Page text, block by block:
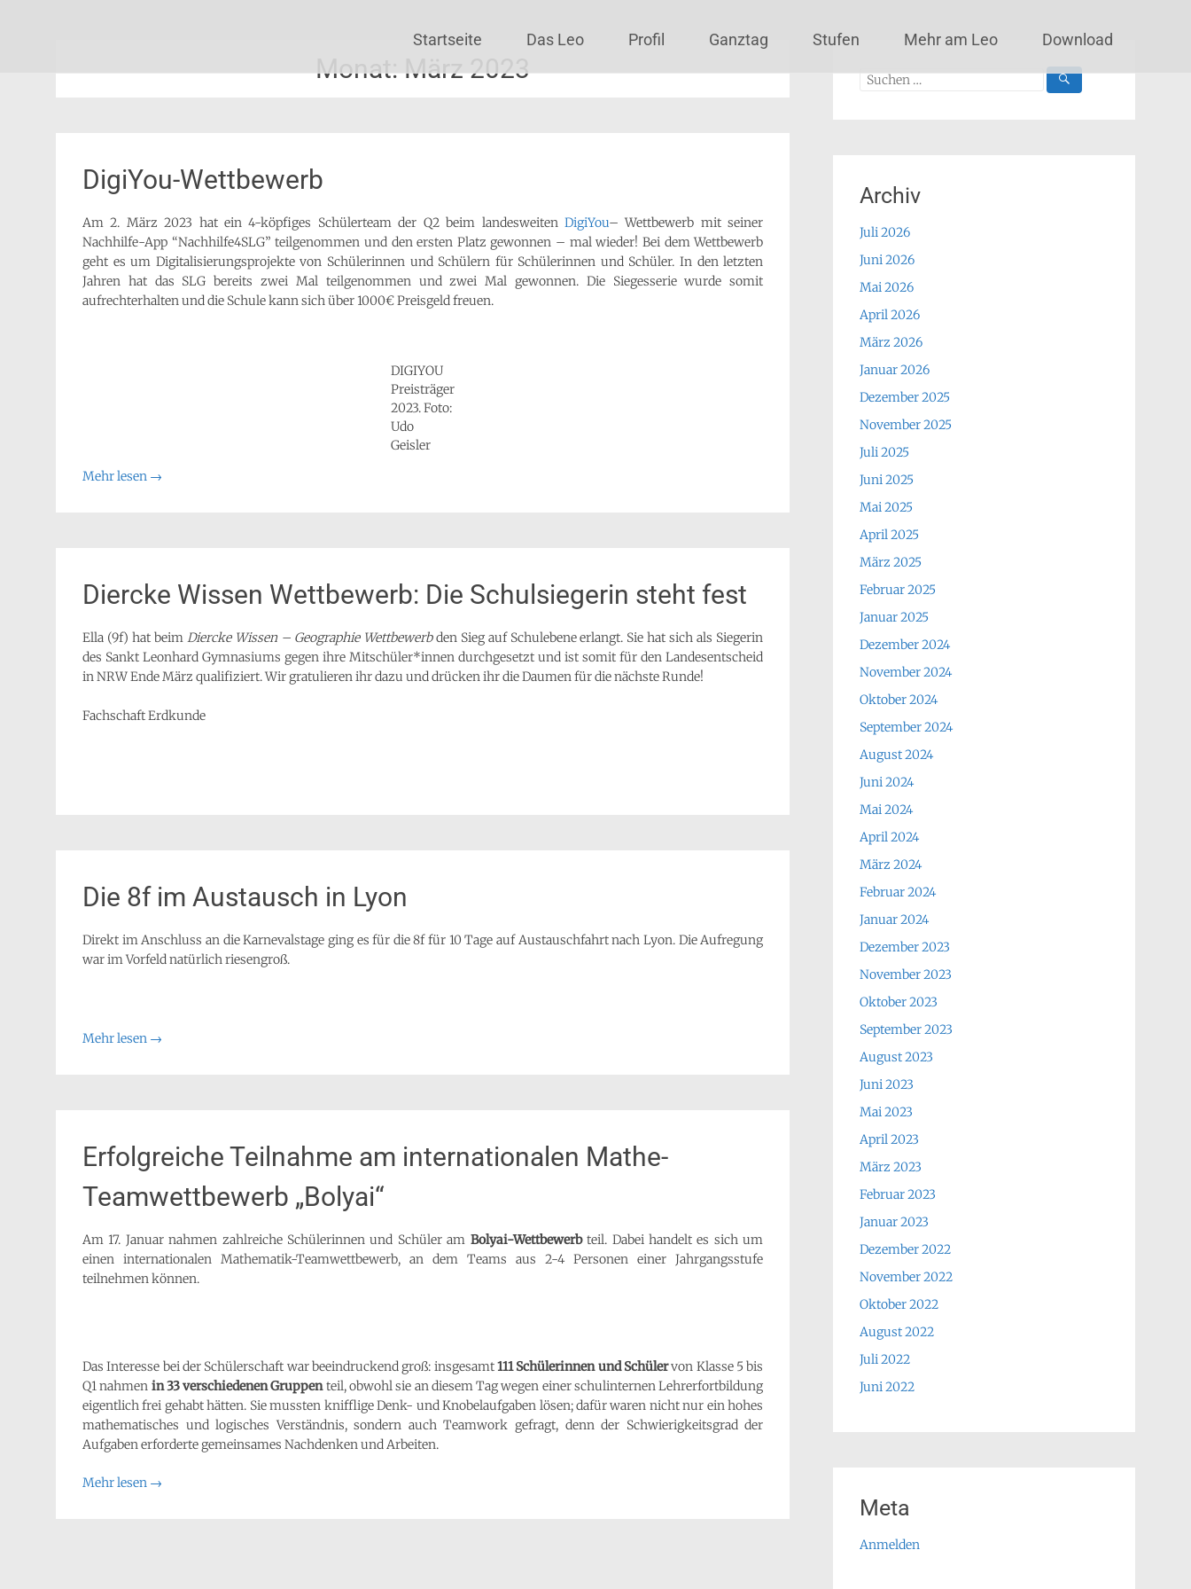
Startseite Das Leo Profil Ganztag Stufen Mehr am Leo Download
Monat:März 2023
DigiYou-Wettbewerb
Am 2. März 2023 hat ein 4-köpfiges Schülerteam der Q2 beim landesweiten DigiYou– Wettbewerb mit seiner
Nachhilfe-App “Nachhilfe4SLG” teilgenommen und den ersten Platz gewonnen – mal wieder! Bei dem Wettbewerb
geht es um Digitalisierungsprojekte von Schülerinnen und Schülern für Schülerinnen und Schüler. In den letzten
Jahren hat das SLG bereits zwei Mal teilgenommen und zwei Mal gewonnen. Die Siegesserie wurde somit
aufrechterhalten und die Schule kann sich über 1000€ Preisgeld freuen.
DIGIYOU
Preisträger
2023. Foto:
Udo
Geisler
Mehr lesen →
Diercke Wissen Wettbewerb: Die Schulsiegerin steht fest
Ella (9f) hat beim Diercke Wissen – Geographie Wettbewerbden Sieg auf Schulebene erlangt. Sie hat sich als Siegerin
des Sankt Leonhard Gymnasiums gegen ihre Mitschüler*innen durchgesetzt und ist somit für den Landesentscheid
in NRW Ende März qualifiziert. Wir gratulieren ihr dazu und drücken ihr die Daumen für die nächste Runde!
Fachschaft Erdkunde
Die 8f im Austausch in Lyon
Direkt im Anschluss an die Karnevalstage ging es für die 8f für 10 Tage auf Austauschfahrt nach Lyon. Die Aufregung
war im Vorfeld natürlich riesengroß.
Mehr lesen →
Erfolgreiche Teilnahme am internationalen Mathe-
Teamwettbewerb „Bolyai“
Am 17. Januar nahmen zahlreiche Schülerinnen und Schüler am Bolyai-Wettbewerbteil. Dabei handelt es sich um
einen internationalen Mathematik-Teamwettbewerb, an dem Teams aus 2-4 Personen einer Jahrgangsstufe
teilnehmen können.
Das Interesse bei der Schülerschaft war beeindruckend groß: insgesamt111 Schülerinnen und Schülervon Klasse 5 bis
Q1 nahmen in 33 verschiedenen Gruppenteil, obwohl sie an diesem Tag wegen einer schulinternen Lehrerfortbildung
eigentlich frei gehabt hätten. Sie mussten knifflige Denk- und Knobelaufgaben lösen; dafür waren nicht nur ein hohes
mathematisches und logisches Verständnis, sondern auch Teamwork gefragt, denn der Schwierigkeitsgrad der
Aufgaben erforderte gemeinsames Nachdenken und Arbeiten.
Mehr lesen →
Suchen
Archiv
Juli 2026
Juni 2026
Mai 2026
April 2026
März 2026
Januar 2026
Dezember 2025
November 2025
Juli 2025
Juni 2025
Mai 2025
April 2025
März 2025
Februar 2025
Januar 2025
Dezember 2024
November 2024
Oktober 2024
September 2024
August 2024
Juni 2024
Mai 2024
April 2024
März 2024
Februar 2024
Januar 2024
Dezember 2023
November 2023
Oktober 2023
September 2023
August 2023
Juni 2023
Mai 2023
April 2023
März 2023
Februar 2023
Januar 2023
Dezember 2022
November 2022
Oktober 2022
August 2022
Juli 2022
Juni 2022
Meta
Anmelden